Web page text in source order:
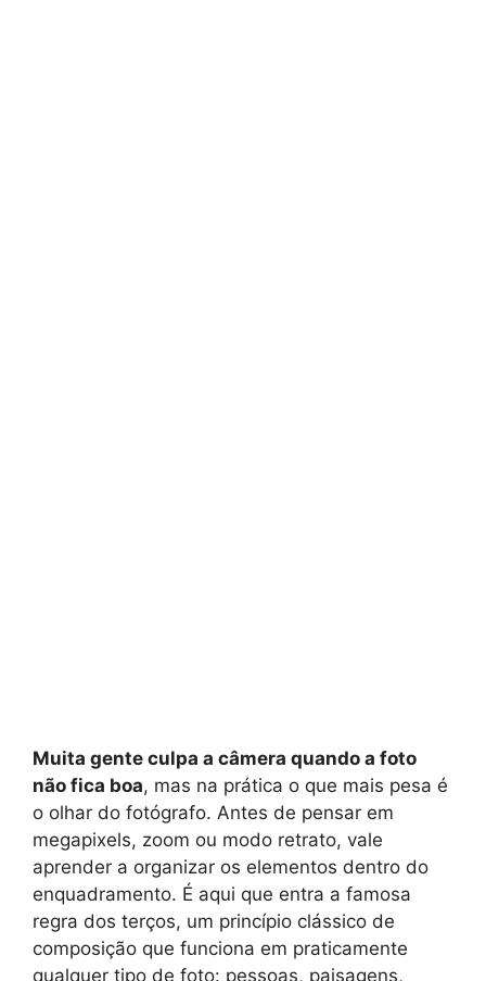
Muita gente culpa a câmera quando a foto
não fica boa, mas na prática o que mais pesa é
o olhar do fotógrafo. Antes de pensar em
megapixels, zoom ou modo retrato, vale
aprender a organizar os elementos dentro do
enquadramento. É aqui que entra a famosa
regra dos terços, um princípio clássico de
composição que funciona em praticamente
qualquer tipo de foto: pessoas, paisagens,